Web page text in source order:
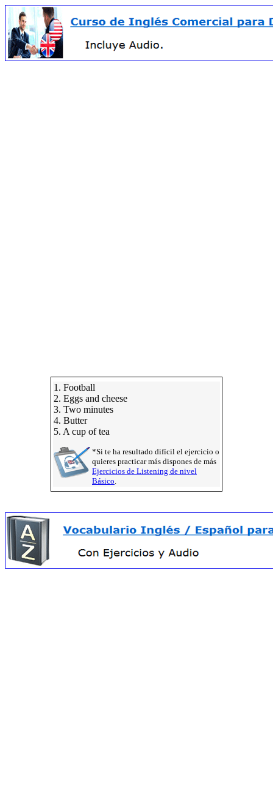
1. Football
2. Eggs and cheese
3. Two minutes
4. Butter
5. A cup of tea
*Si te ha resultado difícil el ejercicio o
quieres practicar más dispones de más
Ejercicios de Listening de nivel
Básico.